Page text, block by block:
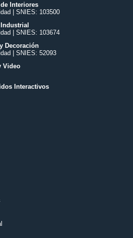
Interiores
| SNIES: 103500
| SNIES: 103674
Decoración
| SNIES: 52093
Video
Interactivos